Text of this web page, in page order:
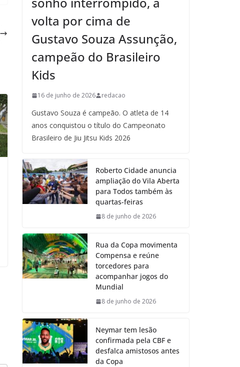
volta por cima de
Gustavo Souza Assunção,
campeão do Brasileiro
Kids
16 de junho de 2026 redacao
Gustavo Souza é campeão. O atleta de 14
anos conquistou o título do Campeonato
Brasileiro de Jiu Jitsu Kids 2026
Roberto Cidade anuncia
ampliação do Vila Aberta
para Todos também às
quartas-feiras
8 de junho de 2026
Rua da Copa movimenta
Compensa e reúne
torcedores para
acompanhar jogos do
Mundial
8 de junho de 2026
Neymar tem lesão
confirmada pela CBF e
desfalca amistosos antes
da Copa